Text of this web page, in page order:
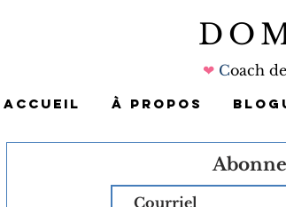
❤Coach
ACCUEIL À PROPOS